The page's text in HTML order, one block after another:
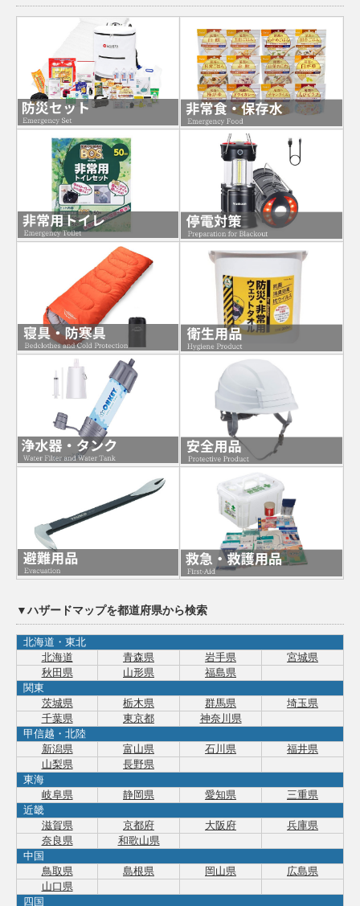
▼ハザードマップを都道府県から検索
北海道・東北
北海道
青森県 岩手県
宮城県
秋田県
山形県
福島県
関東
茨城県
栃木県 群馬県
埼玉県
千葉県
東京都
神奈川県
甲信越・北陸
新潟県
富山県 石川県
福井県
山梨県
長野県
東海
岐阜県
静岡県 愛知県
三重県
近畿
滋賀県
京都府 大阪府
兵庫県
奈良県
和歌山県
中国
鳥取県
島根県 岡山県
広島県
山口県
四国